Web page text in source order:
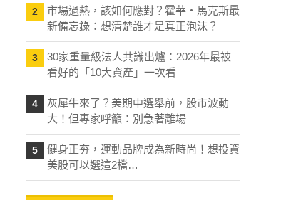
2
市場過熱，該如何應對？霍華・馬克斯最
新備忘錄：想清楚誰才是真正泡沫？
3
30家重量級法人共識出爐：2026年最被
看好的「10大資產」一次看
4
灰犀牛來了？美期中選舉前，股市波動
大！但專家呼籲：別急著離場
5
健身正夯，運動品牌成為新時尚！想投資
美股可以選這2檔…